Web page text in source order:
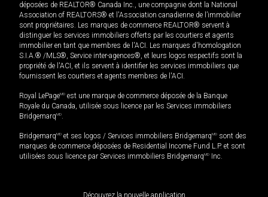
déposées de REALTOR® Canada Inc., une compagnie dont la National
Association of REALTORS® et l'Association canadienne de l’immobilier
sont propriétaires. Les marques de commerce REALTOR® servent à
distinguer les services immobiliers offerts par les courtiers et agents
immobilier en tant que membres de l'ACI. Les marques d'homologation
S.I.A.® /MLS®, Service inter-agences®, et leurs logos respectifs sont la
propriété de l'ACI, et ils servent à identifier les services immobiliers que
fournissent les courtiers et agents membres de l'ACI.
Royal LePageMD est une marque de commerce déposée de la Banque
Royale du Canada, utilisée sous licence par les Services immobiliers
BridgemarqMD.
BridgemarqMD et ses logos / Services immobiliers BridgemarqMD sont des
marques de commerce déposées de Residential Income Fund L.P. et sont
utilisées sous licence par Services immobiliers BridgemarqMD Inc.
Découvrez la nouvelle application